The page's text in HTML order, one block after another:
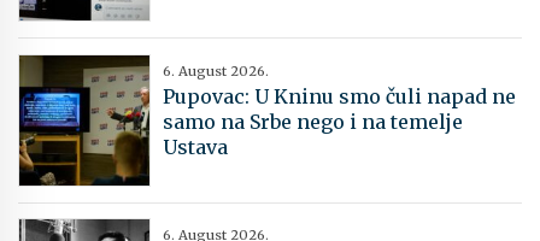
6. August 2026.
Pupovac: U Kninu smo čuli napad ne
samo na Srbe nego i na temelje
Ustava
6. August 2026.